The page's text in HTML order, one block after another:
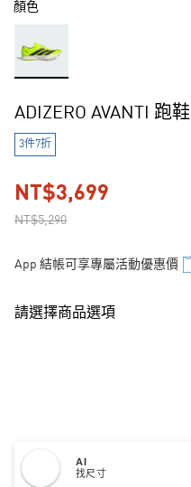
顏色
ADIZERO AVANTI 跑鞋
3件7折
NT$5,290
NT$3,699
App 結帳可享專屬活動優惠價
請選擇商品選項
AI
找尺寸